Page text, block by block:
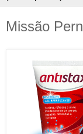
Missão